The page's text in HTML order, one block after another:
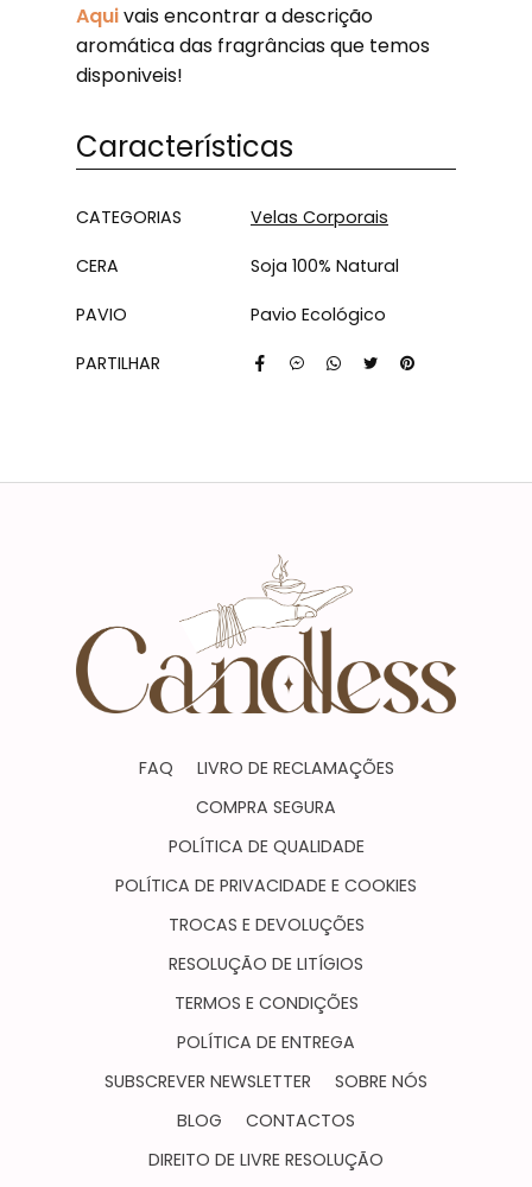
Aquivais encontrar a descrição
aromática das fragrâncias que temos
disponiveis!
Características
Características
CATEGORIAS Velas Corporais
CERA Soja 100% Natural
PAVIO Pavio Ecológico
PARTILHAR
FAQ
LIVRO DE RECLAMAÇÕES
COMPRA SEGURA
POLÍTICA DE QUALIDADE
POLÍTICA DE PRIVACIDADE E COOKIES
TROCAS E DEVOLUÇÕES
RESOLUÇÃO DE LITÍGIOS
TERMOS E CONDIÇÕES
POLÍTICA DE ENTREGA
SUBSCREVER NEWSLETTER
SOBRE NÓS
BLOG
CONTACTOS
DIREITO DE LIVRE RESOLUÇÃO